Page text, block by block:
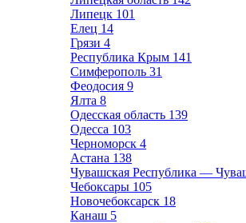
Липецк 101
Елец 14
Грязи 4
Республика Крым 141
Симферополь 31
Феодосия 9
Ялта 8
Одесская область 139
Одесса 103
Черноморск 4
Астана 138
Чувашская Республика —
Чебоксары 105
Новочебоксарск 18
Канаш 5